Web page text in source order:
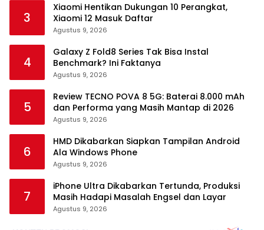
3
Xiaomi Hentikan Dukungan 10 Perangkat,
Xiaomi 12 Masuk Daftar
Agustus 9, 2026
4
Galaxy Z Fold8 Series Tak Bisa Instal
Benchmark? Ini Faktanya
Agustus 9, 2026
5
Review TECNO POVA 8 5G: Baterai 8.000 mAh
dan Performa yang Masih Mantap di 2026
Agustus 9, 2026
6
HMD Dikabarkan Siapkan Tampilan Android
Ala Windows Phone
Agustus 9, 2026
7
iPhone Ultra Dikabarkan Tertunda, Produksi
Masih Hadapi Masalah Engsel dan Layar
Agustus 9, 2026